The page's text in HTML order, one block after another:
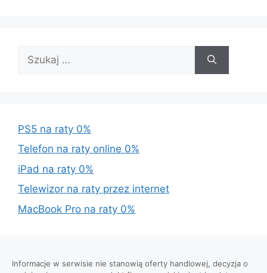
PS5 na raty 0%
Telefon na raty online 0%
iPad na raty 0%
Telewizor na raty przez internet
MacBook Pro na raty 0%
Informacje w serwisie nie stanowią oferty handlowej, decyzja o